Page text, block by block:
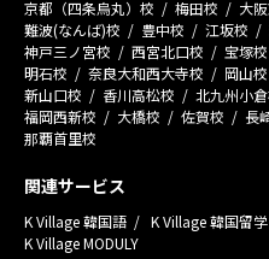
京都（四条烏丸）校
梅田校 大
難波(なんば)校
豊中校 江坂校
神戸三ノ宮校
西宮北口校 宝塚校
明石校
奈良大和西大寺校 岡山校
新山口校
香川高松校 北九州小
福岡西新校
大橋校 佐賀校 長
那覇首里校
関連サービス
K Village 韓国語 K Village 韓国留学
K Village MODULY